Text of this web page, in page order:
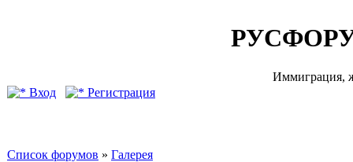
Иммиграция,
Вход
Регистрация
Список форумов » Галерея